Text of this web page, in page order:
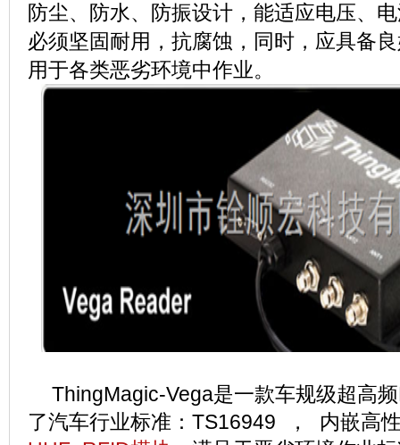
防尘、防水、防振设计，能适应电压、
必须坚固耐用，抗腐蚀，同时，应具备
用于各类恶劣环境中作业。
ThingMagic-Vega是一款车规级超高
了汽车行业标准：TS16949 ， 内嵌高